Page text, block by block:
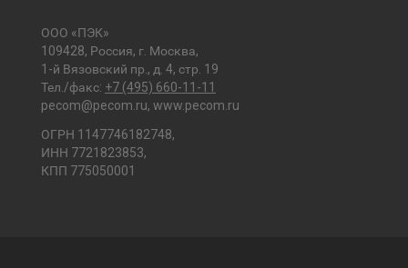
ООО «ПЭК»
109428, Россия, г. Москва,
1-й Вязовский пр., д. 4, стр. 19
Тел./факс: +7 (495) 660-11-11
pecom@pecom.ru, www.pecom.ru
ОГРН 1147746182748,
ИНН 7721823853,
КПП 775050001